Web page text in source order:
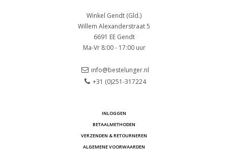
Winkel Gendt (Gld.)
Willem Alexanderstraat 5
6691 EE Gendt
Ma-Vr 8:00 - 17:00 uur
info@bestelunger.nl
+31 (0)251-317224
INLOGGEN
BETAALMETHODEN
VERZENDEN & RETOURNEREN
ALGEMENE VOORWAARDEN